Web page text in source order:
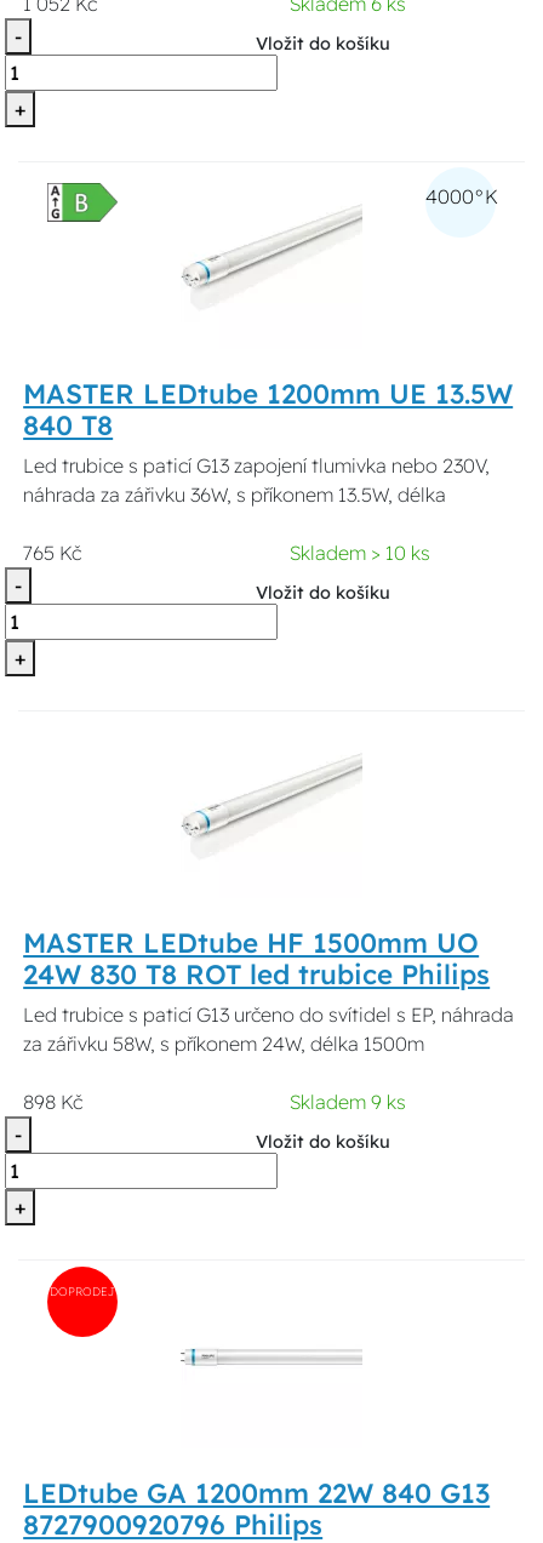
-
+
Vložit do košíku
4000°K
MASTER LEDtube 1200mm UE 13.5W
840 T8
Led trubice s paticí G13 zapojení tlumivka nebo 230V,
náhrada za zářivku 36W, s příkonem 13.5W, délka
765 Kč
Skladem > 10 ks
-
+
Vložit do košíku
MASTER LEDtube HF 1500mm UO
24W 830 T8 ROT led trubice Philips
Led trubice s paticí G13 určeno do svítidel s EP, náhrada
za zářivku 58W, s příkonem 24W, délka 1500m
898 Kč
Skladem 9 ks
-
+
Vložit do košíku
DOPRODEJ
LEDtube GA 1200mm 22W 840 G13
8727900920796 Philips